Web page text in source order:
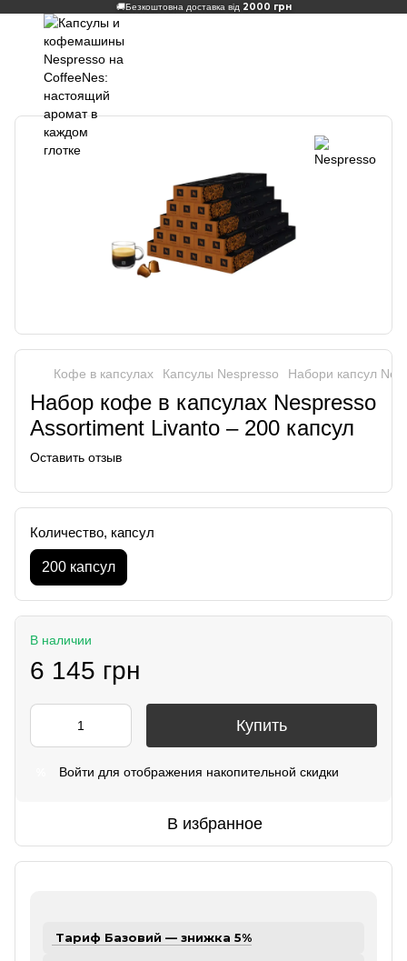
🚚Безкоштовна доставка від 2000 грн
Кофе в капсулах Капсулы Nespresso Набори капсул
Набор кофе в капсулах Nespresso
Assortiment Livanto – 200 капсул
Оставить отзыв
Количество, капсул
200 капсул
В наличии
6 145 грн
Купить
Войти для отображения накопительной скидки
В избранное
Тариф Базовий — знижка 5%